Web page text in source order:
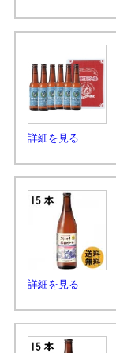
詳細を見る
詳細を見る